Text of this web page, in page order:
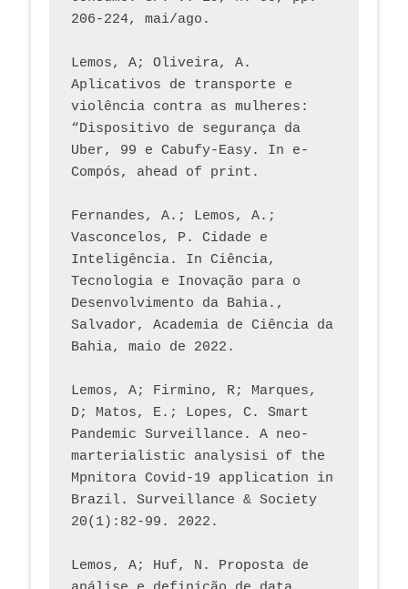
206-224, mai/ago.
Lemos, A; Oliveira, A.
Aplicativos de transporte e
violência contra as mulheres:
“Dispositivo de segurança da
Uber, 99 e Cabufy-Easy. In e-
Compós, ahead of print.
Fernandes, A.; Lemos, A.;
Vasconcelos, P. Cidade e
Inteligência. In Ciência,
Tecnologia e Inovação para o
Desenvolvimento da Bahia.,
Salvador, Academia de Ciência da
Bahia, maio de 2022.
Lemos, A; Firmino, R; Marques,
D; Matos, E.; Lopes, C. Smart
Pandemic Surveillance. A neo-
marterialistic analysisi of the
Mpnitora Covid-19 application in
Brazil. Surveillance & Society
20(1):82-99. 2022.
Lemos, A; Huf, N. Proposta de